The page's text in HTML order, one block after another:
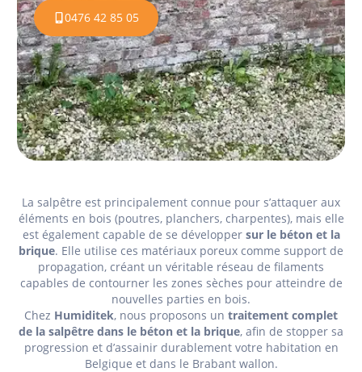
0476 42 85 05
La salpêtre est principalement connue pour s’attaquer aux
éléments en bois (poutres, planchers, charpentes), mais elle
est également capable de se développer sur le béton et la
brique. Elle utilise ces matériaux poreux comme support de
propagation, créant un véritable réseau de filaments
capables de contourner les zones sèches pour atteindre de
nouvelles parties en bois.
Chez Humiditek, nous proposons un traitement complet
de la salpêtre dans le béton et la brique, afin de stopper sa
progression et d’assainir durablement votre habitation en
Belgique et dans le Brabant wallon.